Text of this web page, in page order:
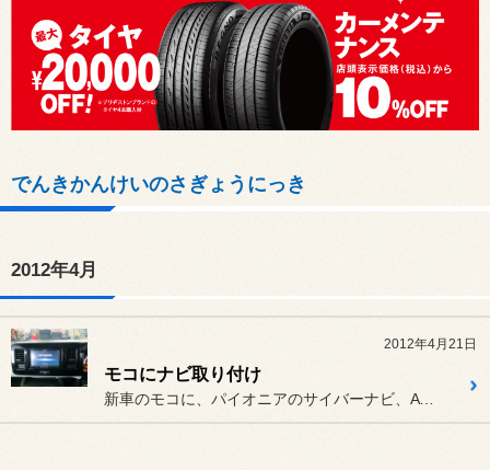
でんきかんけいのさぎょうにっき
2012年4月
2012年4月21日
モコにナビ取り付け
新車のモコに、パイオニアのサイバーナビ、AVIC-ZH07を取り付...